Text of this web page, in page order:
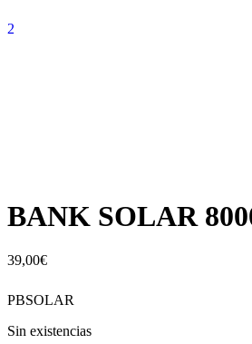
BANK SOLAR
39,00€
PBSOLAR
Sin existencias